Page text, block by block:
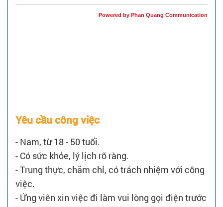
Powered by Phan Quang Communication
Yêu cầu công việc
- Nam, từ 18 - 50 tuổi.
- Có sức khỏe, lý lịch rõ ràng.
- Trung thực, chăm chỉ, có trách nhiệm với công
việc.
- Ứng viên xin việc đi làm vui lòng gọi điện trước